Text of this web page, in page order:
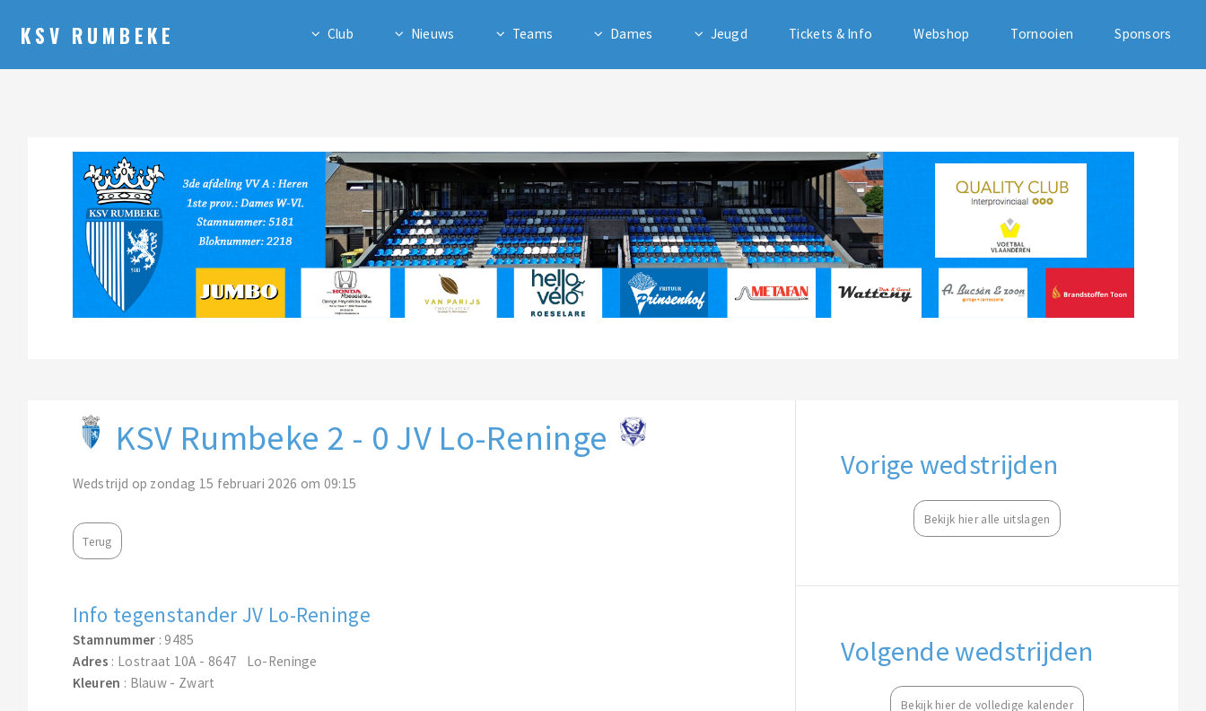
KSV RUMBEKE Club Nieuws Teams Dames Jeugd Tickets & Info Webshop Tornooien Sponsors
KSV Rumbeke 2 - 0 JV Lo-Reninge
Wedstrijd op zondag 15 februari 2026 om 09:15
Terug
Info tegenstander JV Lo-Reninge
Stamnummer : 9485
Adres : Lostraat 10A - 8647 Lo-Reninge
Kleuren : Blauw - Zwart
Vorige wedstrijden
Bekijk hier alle uitslagen
Volgende wedstrijden
Bekijk hier de volledige kalender